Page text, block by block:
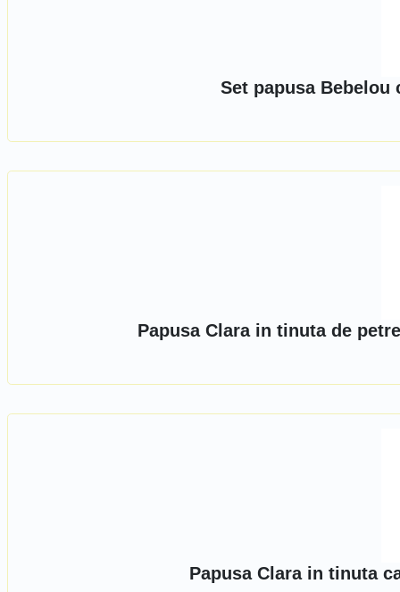
Set papusa Bebelou
Papusa Clara in tinuta de
Papusa Clara in tinuta